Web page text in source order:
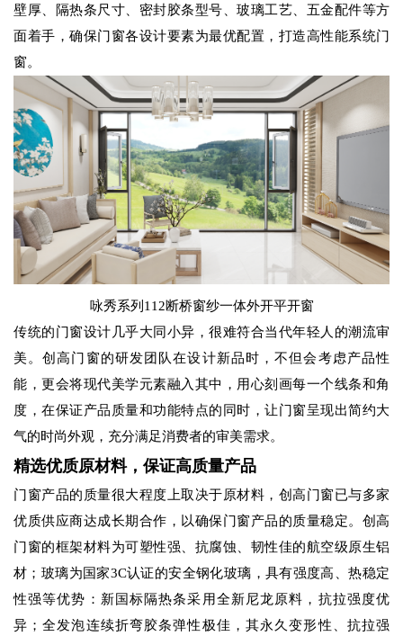
壁厚、隔热条尺寸、密封胶条型号、玻璃工艺、五金配件等方
面着手，确保门窗各设计要素为最优配置，打造高性能系统门
窗。
咏秀系列112断桥窗纱一体外开平开窗
传统的门窗设计几乎大同小异，很难符合当代年轻人的潮流审
美。创高门窗的研发团队在设计新品时，不但会考虑产品性
能，更会将现代美学元素融入其中，用心刻画每一个线条和角
度，在保证产品质量和功能特点的同时，让门窗呈现出简约大
气的时尚外观，充分满足消费者的审美需求。
精选优质原材料，保证高质量产品
门窗产品的质量很大程度上取决于原材料，创高门窗已与多家
优质供应商达成长期合作，以确保门窗产品的质量稳定。创高
门窗的框架材料为可塑性强、抗腐蚀、韧性佳的航空级原生铝
材；玻璃为国家3C认证的安全钢化玻璃，具有强度高、热稳定
性强等优势：新国标隔热条采用全新尼龙原料，抗拉强度优
异；全发泡连续折弯胶条弹性极佳，其永久变形性、抗拉强